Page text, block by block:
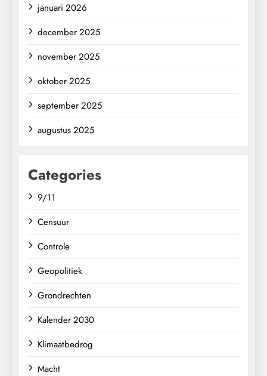
januari 2026
december 2025
november 2025
oktober 2025
september 2025
augustus 2025
Categories
9/11
Censuur
Controle
Geopolitiek
Grondrechten
Kalender 2030
Klimaatbedrog
Macht